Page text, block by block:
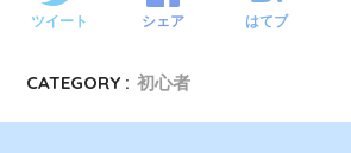
ツイート シェア はてブ
CATEGORY : 初心者